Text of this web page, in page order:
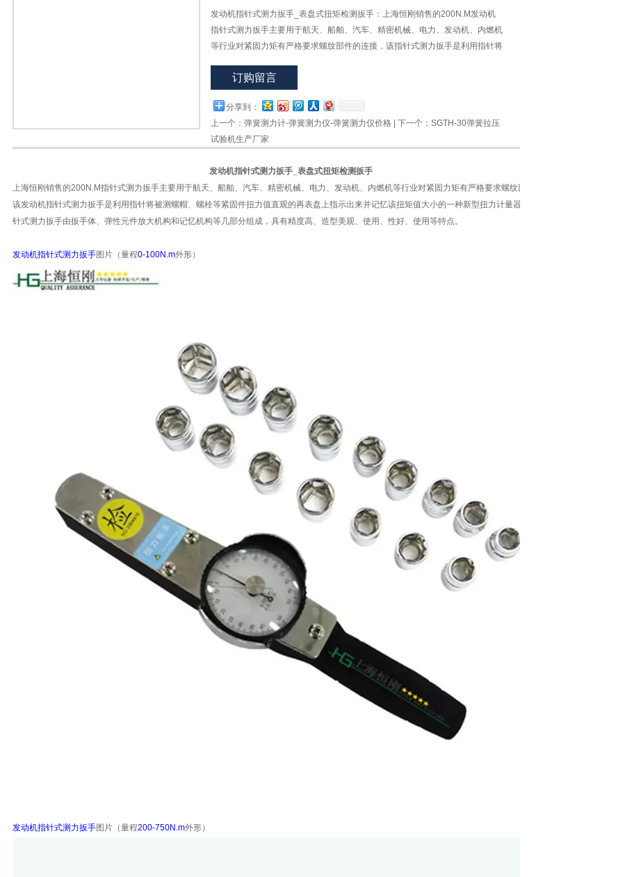
发动机指针式测力扳手_表盘式扭矩检测扳手：上海恒刚销售的200N.M发动机
指针式测力扳手主要用于航天、船舶、汽车、精密机械、电力、发动机、内燃机
等行业对紧固力矩有严格要求螺纹部件的连接，该指针式测力扳手是利用指针将
一种新型扭力计量器具。
订购留言
分享到：
上一个： 弹簧测力计-弹簧测力仪-弹簧测力仪价格 | 下一个： SGTH-30弹簧拉压
试验机生产厂家
发动机指针式测力扳手_表盘式扭矩检测扳手
上海恒刚销售的200N.M指针式测力扳手主要用于航天、船舶、汽车、精密机械、电力、发动机、内燃机等行业对紧固力矩有严格要求螺纹部件的连接，
该发动机指针式测力扳手是利用指针将被测螺帽、螺栓等紧固件扭力值直观的再表盘上指示出来并记忆该扭矩值大小的一种新型扭力计量器具，此款指
针式测力扳手由扳手体、弹性元件放大机构和记忆机构等几部分组成，具有精度高、造型美观、使用、性好、使用等特点。
发动机指针式测力扳手图片（量程0-100N.m外形）
发动机指针式测力扳手图片（量程200-750N.m外形）